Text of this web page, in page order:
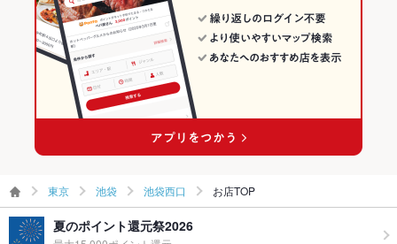
ウェディン
グパーティ
ー二次会
ウェディング二次会大歓迎！お探しの際はなんなりとお申し付
けください
深夜宴会お考えでしたらご相談ください！
池袋駅 × 中華
池袋駅 × 中華全般
東京 × 中華全般
東京 池袋 池袋西口 お店TOP
夏のポイント還元祭2026